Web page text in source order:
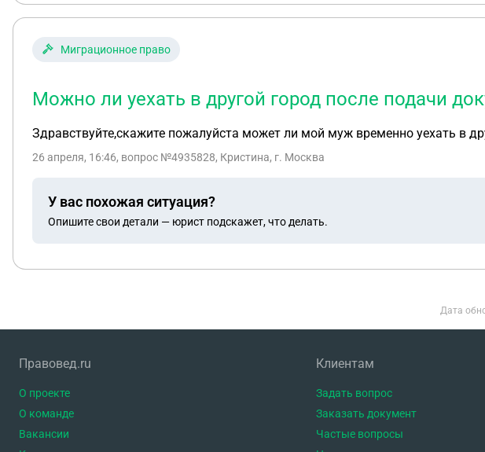
Миграционное право
Можно ли уехать в другой город после подачи
Здравствуйте,скажите пожалуйста может ли мой муж временно уехать в
26 апреля, 16:46, вопрос №4935828, Кристина, г. Москва
У вас похожая ситуация?
Опишите свои детали — юрист подскажет, что делать.
Дата
Правовед.ru
О проекте
О команде
Вакансии
Клиентам
Задать вопрос
Заказать документ
Частые вопросы